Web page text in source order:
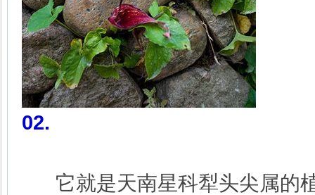
02.
它就是天南星科犁头尖属的